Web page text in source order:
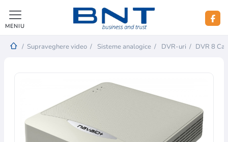
MENIU
/ Supraveghere video / Sisteme analogice / DVR-uri / DVR 8